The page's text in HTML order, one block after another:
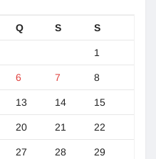
Q S S
1
6 7 8
13 14 15
20 21 22
27 28 29